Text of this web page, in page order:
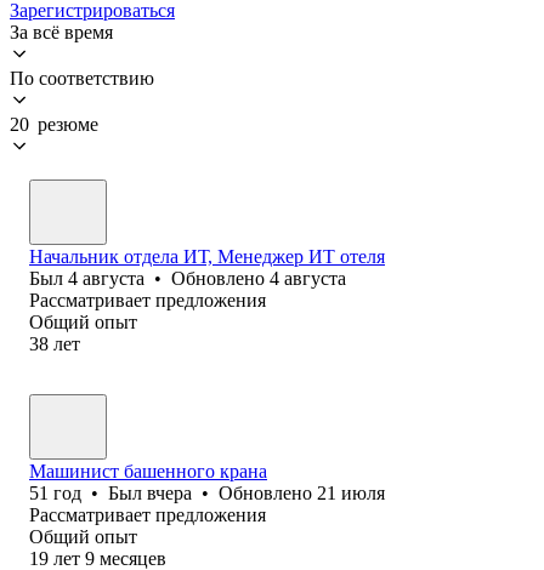
Зарегистрироваться
За всё время
По соответствию
20 резюме
Начальник отдела ИТ, Менеджер ИТ отеля
Был 4 августа • Обновлено 4 августа
Рассматривает предложения
Общий опыт
38 лет
Машинист башенного крана
51 год • Был вчера • Обновлено 21 июля
Рассматривает предложения
Общий опыт
19 лет 9 месяцев